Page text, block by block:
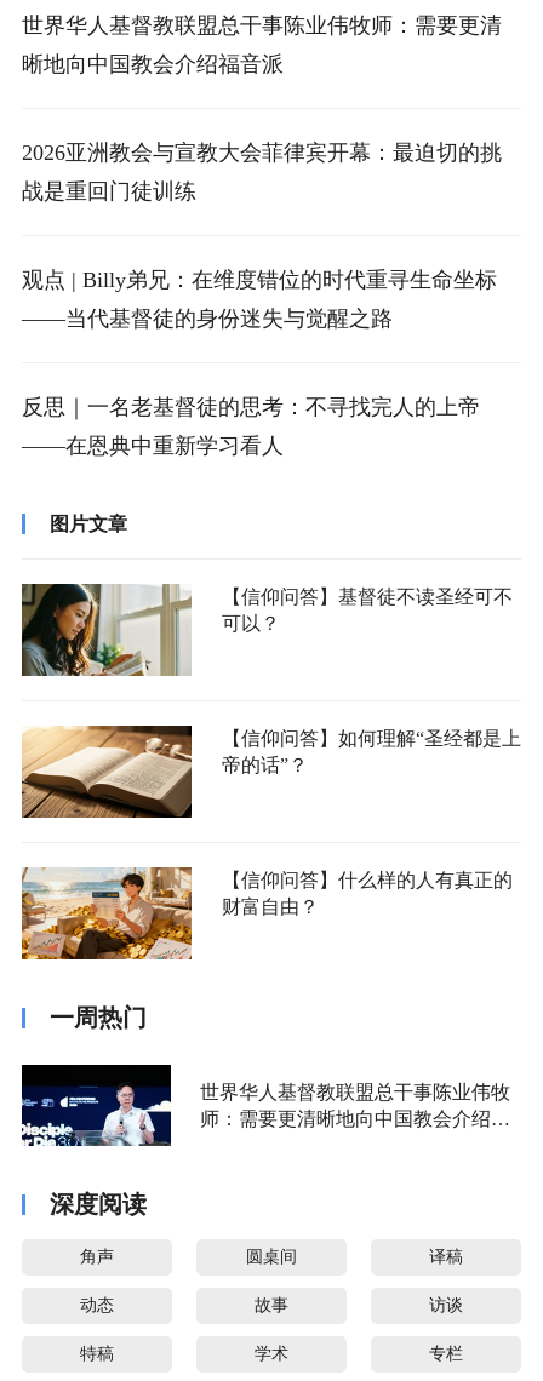
世界华人基督教联盟总干事陈业伟牧师：需要更清
晰地向中国教会介绍福音派
2026亚洲教会与宣教大会菲律宾开幕：最迫切的挑
战是重回门徒训练
观点 | Billy弟兄：在维度错位的时代重寻生命坐标
——当代基督徒的身份迷失与觉醒之路
反思｜一名老基督徒的思考：不寻找完人的上帝
——在恩典中重新学习看人
图片文章
【信仰问答】基督徒不读圣经可不
可以？
【信仰问答】如何理解“圣经都是上
帝的话”？
【信仰问答】什么样的人有真正的
财富自由？
一周热门
世界华人基督教联盟总干事陈业伟牧
师：需要更清晰地向中国教会介绍福
深度阅读
角声 圆桌间 译稿
动态 故事 访谈
特稿 学术 专栏